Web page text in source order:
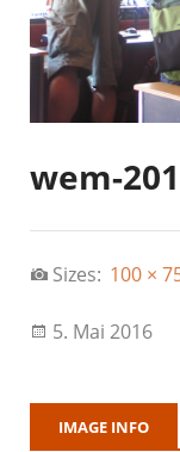
wem-
Sizes: 100 ×
5. Mai 2016
IMAGE INFO